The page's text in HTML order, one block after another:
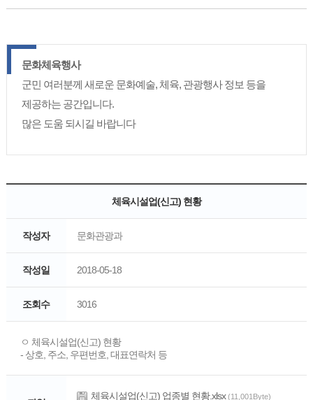
문화체육행사
군민 여러분께 새로운 문화예술, 체육, 관광행사 정보 등을
제공하는 공간입니다.
많은 도움 되시길 바랍니다
체육시설업(신고) 현황
작성자 문화관광과
작성일 2018-05-18
조회수 3016
ㅇ 체육시설업(신고) 현황
- 상호, 주소, 우편번호, 대표연락처 등
체육시설업(신고) 업종별 현황.xlsx (11,001Byte)